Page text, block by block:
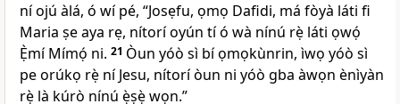
ní ojú àlá, ó wí pé, “Josẹfu, ọmọ Dafidi, má fòyà láti fi
Maria ṣe aya rẹ, nítorí oyún tí ó wà nínú rẹ̀ láti ọwọ́
Ẹ̀mí Mímọ́ ni. 21 Òun yóò sì bí ọmọkùnrin, ìwọ yóò sì
pe orúkọ rẹ̀ ní Jesu, nítorí òun ni yóò gba àwọn ènìyàn
rẹ̀ là kúrò nínú ẹ̀ṣẹ̀ wọn.”